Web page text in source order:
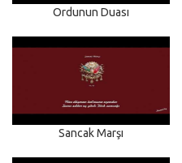
Ordunun Duası
Sancak Marşı